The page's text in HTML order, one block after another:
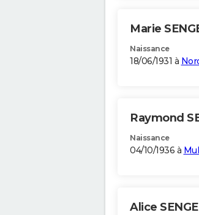
Marie
Naissance
18/06/1931 à
Raymond
Naissance
04/10/1936 à
Alice